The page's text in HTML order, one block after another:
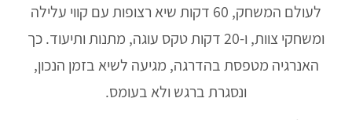
לעולם המשחק, 60 דקות שיא רצופות עם קווי עלילה
ומשחקי צוות, ו-20 דקות טקס עוגה, מתנות ותיעוד. כך
האנרגיה מטפסת בהדרגה, מגיעה לשיא בזמן הנכון,
ונסגרת ברגש ולא בעומס.